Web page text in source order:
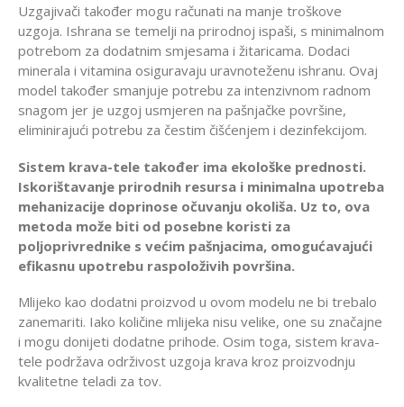
Uzgajivači također mogu računati na manje troškove
uzgoja. Ishrana se temelji na prirodnoj ispaši, s minimalnom
potrebom za dodatnim smjesama i žitaricama. Dodaci
minerala i vitamina osiguravaju uravnoteženu ishranu. Ovaj
model također smanjuje potrebu za intenzivnom radnom
snagom jer je uzgoj usmjeren na pašnjačke površine,
eliminirajući potrebu za čestim čišćenjem i dezinfekcijom.
Sistem krava-tele također ima ekološke prednosti.
Iskorištavanje prirodnih resursa i minimalna upotreba
mehanizacije doprinose očuvanju okoliša. Uz to, ova
metoda može biti od posebne koristi za
poljoprivrednike s većim pašnjacima, omogućavajući
efikasnu upotrebu raspoloživih površina.
Mlijeko kao dodatni proizvod u ovom modelu ne bi trebalo
zanemariti. Iako količine mlijeka nisu velike, one su značajne
i mogu donijeti dodatne prihode. Osim toga, sistem krava-
tele podržava održivost uzgoja krava kroz proizvodnju
kvalitetne teladi za tov.